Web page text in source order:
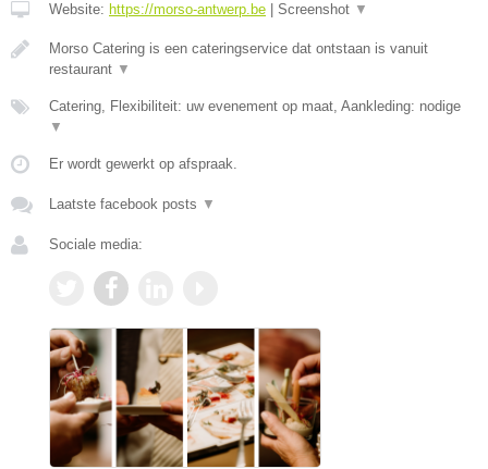
Website: https://morso-antwerp.be | Screenshot ▼
Morso Catering is een cateringservice dat ontstaan is vanuit
restaurant ▼
Catering, Flexibiliteit: uw evenement op maat, Aankleding: nodige
▼
Er wordt gewerkt op afspraak.
Laatste facebook posts ▼
Sociale media: